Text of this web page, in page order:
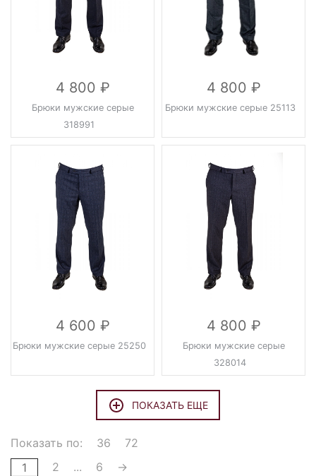
4 800
Брюки мужские серые
318991
4 800
Брюки мужские серые 25113
4 600
Брюки мужские серые 25250
4 800
Брюки мужские серые
328014
ПОКАЗАТЬ ЕЩЕ
Показать по: 36
72
1
2 ... 6 →